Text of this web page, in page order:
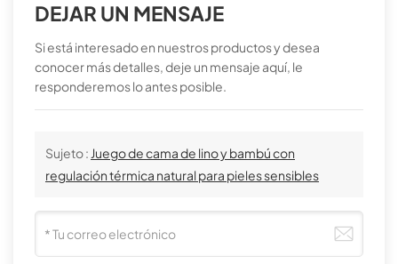
DEJAR UN MENSAJE
Si está interesado en nuestros productos y desea
conocer más detalles, deje un mensaje aquí, le
responderemos lo antes posible.
Sujeto : Juego de cama de lino y bambú con
regulación térmica natural para pieles sensibles